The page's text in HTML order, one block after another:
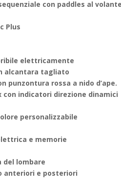
con paddles al volante
Plus
elettricamente
alcantara tagliato
punzontura rossa a nido d’ape.
con indicatori direzione dinamici
personalizzabile
e memorie
del lombare
anteriori e posteriori